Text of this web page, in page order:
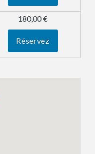
180,00 €
Réservez